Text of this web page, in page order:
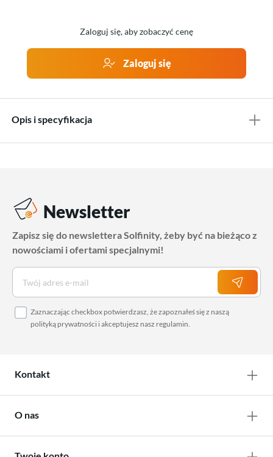
Zaloguj się, aby zobaczyć cenę
Zaloguj się
Opis i specyfikacja
Newsletter
Zapisz się do newslettera Solfinity, żeby być na bieżąco z
nowościami i ofertami specjalnymi!
Zaznaczając checkbox potwierdzasz, że zapoznałeś się z naszą
polityką prywatności i akceptujesz nasz regulamin.
Kontakt
O nas